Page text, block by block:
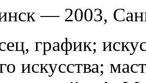
— 2003,
график;
искусства;